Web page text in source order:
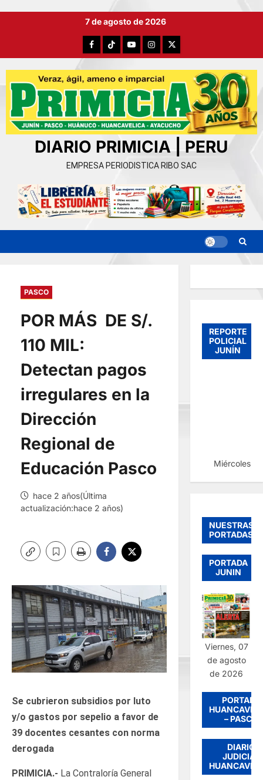
7 de agosto de 2026
FacebookTikTokYouTubeInstagram
X
DIARIO PRIMICIA | PERU
EMPRESA PERIODISTICA RIBO SAC
PASCO
POR MÁS DE S/.
110 MIL:
Detectan pagos
irregulares en la
Dirección
Regional de
Educación Pasco
hace 2 años(Última
actualización:hace 2 años)
Se cubrieron subsidios por luto
y/o gastos por sepelio a favor de
39 docentes cesantes con norma
derogada
PRIMICIA.- La Contraloría General
REPORTE
POLICIAL
JUNÍN
Miércoles,
NUESTRAS
PORTADAS
PORTADA
JUNIN
Viernes, 07
de agosto
de 2026
PORTADA
– PASCO
DIARIO
JUDICIAL